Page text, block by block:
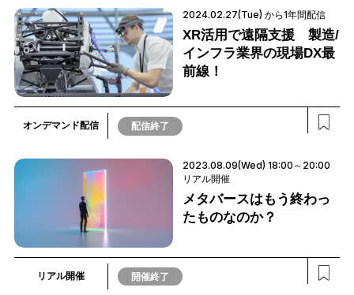
2024.02.27(Tue) から1年間配信
XR活用で遠隔支援 製造/
インフラ業界の現場DX最
前線！
オンデマンド配信 配信終了
2023.08.09(Wed) 18:00～20:00
リアル開催
メタバースはもう終わっ
たものなのか？
リアル開催 開催終了